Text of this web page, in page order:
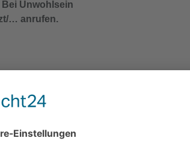
Bei Unwohlsein
… anrufen.
örtlichen Vorschriften der Entsorgung
oder Kennzeichnungsetikett